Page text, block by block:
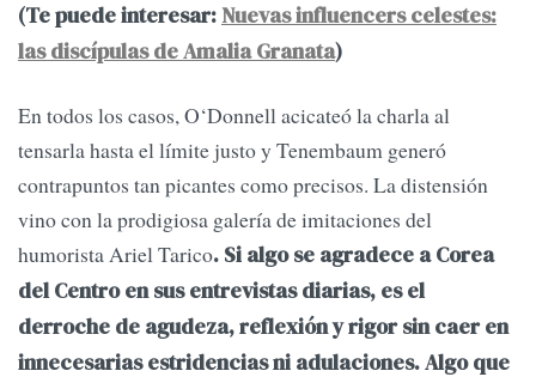
(Te puede interesar: Nuevas influencers celestes:
las discípulas de Amalia Granata)
En todos los casos, O‘Donnell acicateó la charla al
tensarla hasta el límite justo y Tenembaum generó
contrapuntos tan picantes como precisos. La distensión
vino con la prodigiosa galería de imitaciones del
humorista Ariel Tarico. Si algo se agradece a Corea
del Centro en sus entrevistas diarias, es el
derroche de agudeza, reflexión y rigor sin caer en
innecesarias estridencias ni adulaciones. Algo que